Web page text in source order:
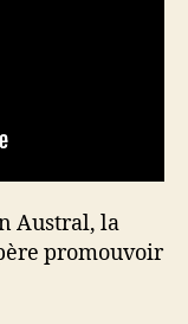
Austral, la
promouvoir